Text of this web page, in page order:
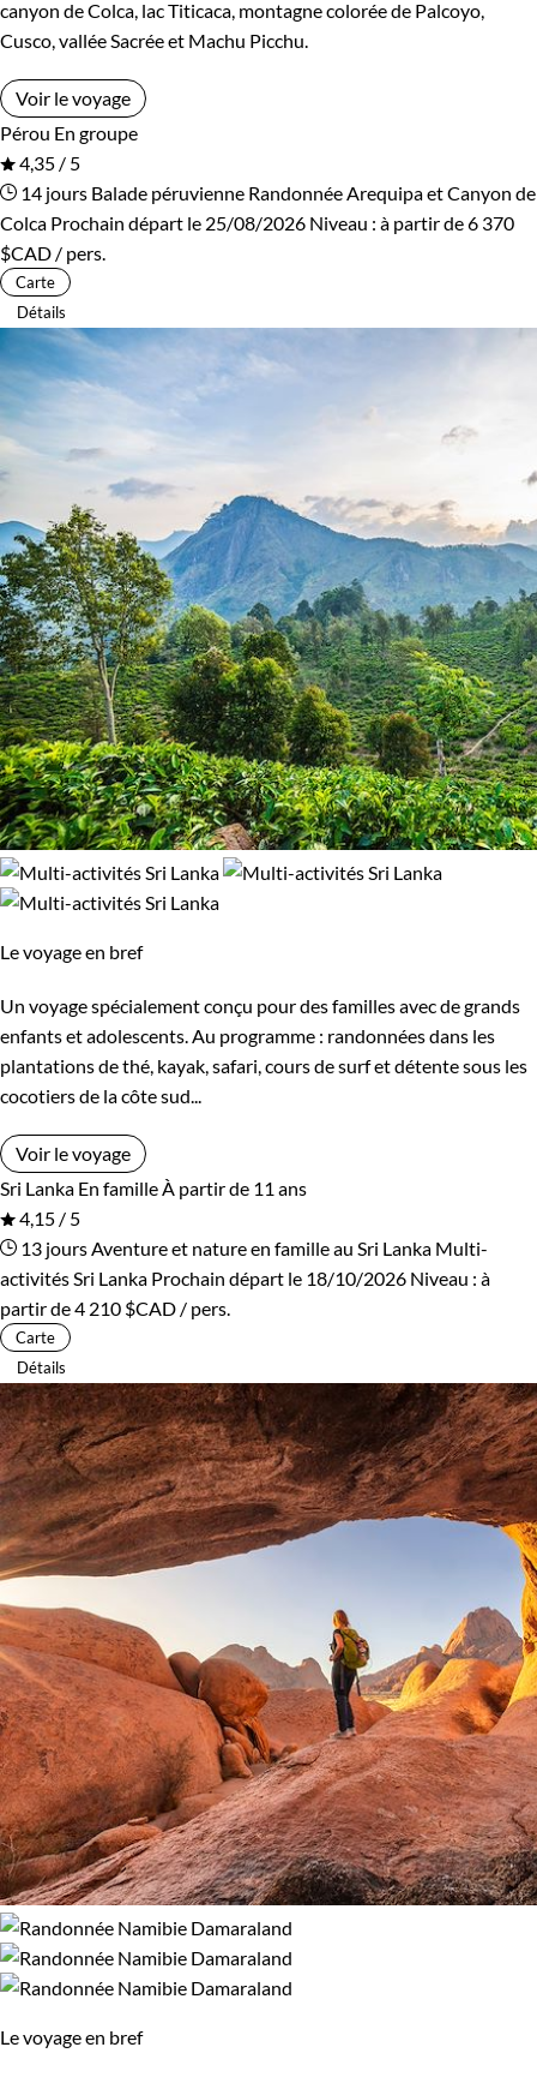
canyon de Colca, lac Titicaca, montagne colorée de Palcoyo,
Cusco, vallée Sacrée et Machu Picchu.
Voir le voyage
Pérou En groupe
4,35 / 5
14 jours Balade péruvienne Randonnée Arequipa et Canyon de
Colca Prochain départ le 25/08/2026 Niveau : à partir de6 370
$CAD / pers.
Carte
Détails
Le voyage en bref
Un voyage spécialement conçu pour des familles avec de grands
enfants et adolescents. Au programme : randonnées dans les
plantations de thé, kayak, safari, cours de surf et détente sous les
cocotiers de la côte sud...
Voir le voyage
Sri Lanka En famille À partir de 11 ans
4,15 / 5
13 jours Aventure et nature en famille au Sri Lanka Multi-
activités Sri Lanka Prochain départ le 18/10/2026 Niveau : à
partir de4 210 $CAD / pers.
Carte
Détails
Le voyage en bref